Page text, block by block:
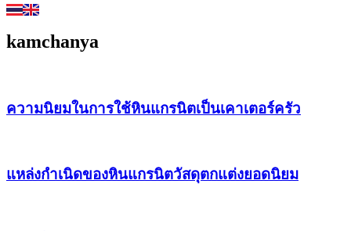
kamchanya
ความนิยมในการใช้หินแกรนิตเป็นเคาเตอร์ครัว
แหล่งกำเนิดของหินแกรนิตวัสดุตกแต่งยอดนิยม